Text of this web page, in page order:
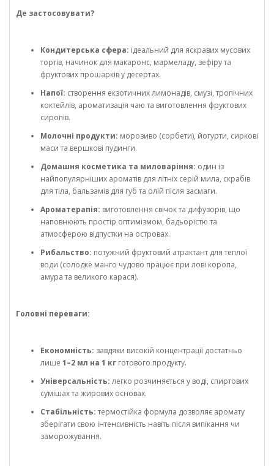
Де застосовувати?
Кондитерська сфера: ідеальний для яскравих мусових
тортів, начинок для макаронс, мармеладу, зефіру та
фруктових прошарків у десертах.
Напої: створення екзотичних лимонадів, смузі, тропічних
коктейлів, ароматизація чаю та виготовлення фруктових
сиропів.
Молочні продукти: морозиво (сорбети), йогурти, сиркові
маси та вершкові пудинги.
Домашня косметика та миловаріння: один із
найпопулярніших ароматів для літніх серій мила, скрабів
для тіла, бальзамів для губ та олій після засмаги.
Ароматерапія: виготовлення свічок та дифузорів, що
наповнюють простір оптимізмом, бадьорістю та
атмосферою відпустки на островах.
Рибальство: потужний фруктовий атрактант для теплої
води (солодке манго чудово працює при лові коропа,
амура та великого карася).
Головні переваги:
Економність: завдяки високій концентрації достатньо
лише 1–2 мл на 1 кг готового продукту.
Універсальність: легко розчиняється у воді, спиртових
сумішах та жирових основах.
Стабільність:термостійка формула дозволяє аромату
зберігати свою інтенсивність навіть після випікання чи
заморожування.